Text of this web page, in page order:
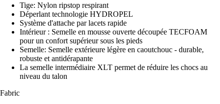
Tige: Nylon ripstop respirant
Déperlant technologie HYDROPEL
Système d'attache par lacets rapide
Intérieur : Semelle en mousse ouverte découpée TECFOAM
pour un confort supérieur sous les pieds
Semelle: Semelle extérieure légère en caoutchouc - durable,
robuste et antidérapante
La semelle intermédiaire XLT permet de réduire les chocs au
niveau du talon
Fabric